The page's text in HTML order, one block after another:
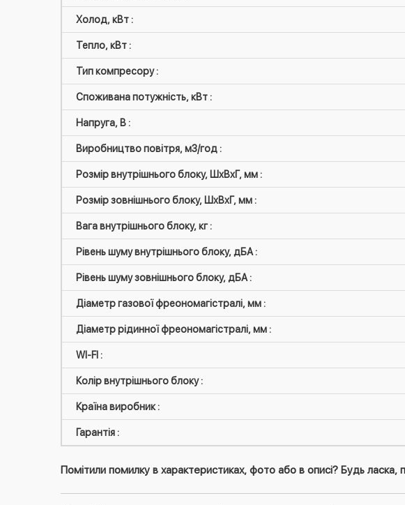
Холод, кВт :
Тепло, кВт :
Тип компресору :
Споживана потужність, кВт :
Напруга, В :
Виробництво повітря, м3/год :
Розмір внутрішнього блоку, ШxВxГ, мм :
Розмір зовнішнього блоку, ШxВxГ, мм :
Вага внутрішнього блоку, кг :
Рівень шуму внутрішнього блоку, дБА :
Рівень шуму зовнішнього блоку, дБА :
Діаметр газової фреономагістралі, мм :
Діаметр рідинної фреономагістралі, мм :
WI-FI :
Колір внутрішнього блоку :
Країна виробник :
Гарантія :
Помітили помилку в характеристиках, фото або в описі? Будь